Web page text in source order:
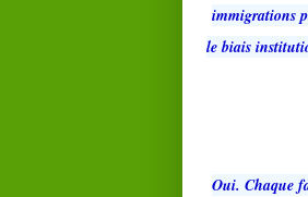
immigrations
le biais
Oui. Chaque